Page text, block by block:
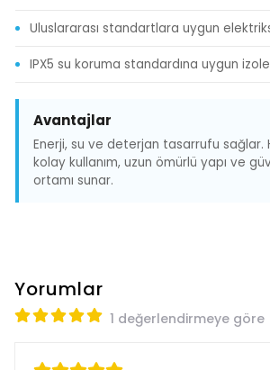
Uluslararası standartlara uygun
IPX5 su koruma standardına uygun
Avantajlar
Enerji, su ve deterjan tasarrufu sağlar.
kolay kullanım, uzun ömürlü yapı ve
ortamı sunar.
Yorumlar
1 değerlendirmeye göre